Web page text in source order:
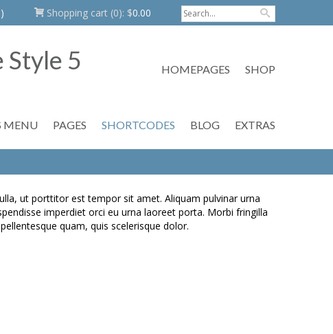
Shopping cart (0): $0.00
HOMEPAGES SHOP
MENU PAGES SHORTCODES BLOG EXTRAS
ut porttitor est tempor sit amet. Aliquam pulvinar urna
imperdiet orci eu urna laoreet porta. Morbi fringilla
quam, quis scelerisque dolor.